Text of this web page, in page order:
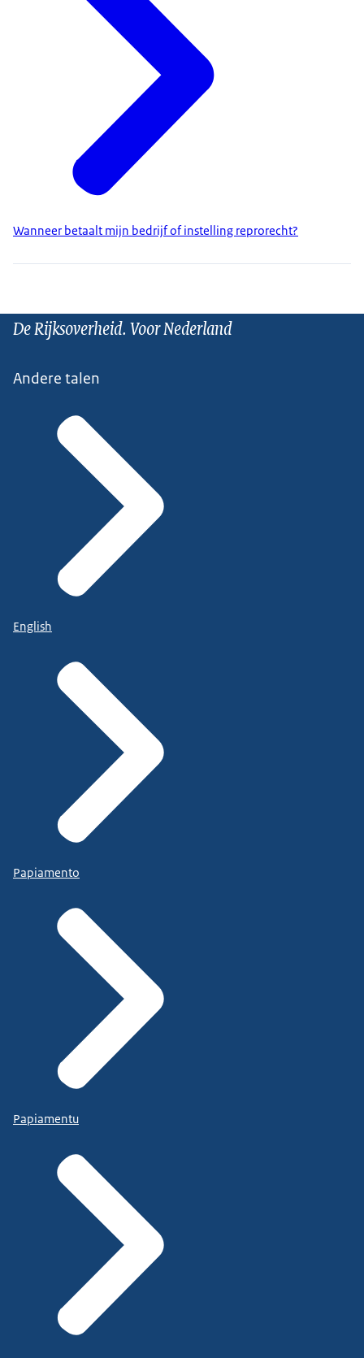
Wanneer betaalt mijn bedrijf of instelling reprorecht?
De Rijksoverheid. Voor Nederland
Andere talen
English
Papiamento
Papiamentu